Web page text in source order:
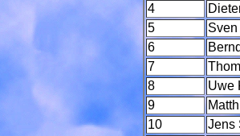
4
5
Sven
6
7
8
Uwe
9
10
Jens